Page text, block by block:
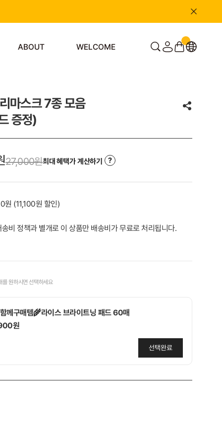
ABOUT WELCOME
마스크 7종 모음
증정)
27,000원최대 혜택가 계산하기
원 (11,100원 할인)
비 정책과 별개로 이 상품만 배송비가 무료로 처리됩니다.
를 원하시면 선택하세요
께구매템🌾라이스 브라이트닝 패드 60매
원
선택완료